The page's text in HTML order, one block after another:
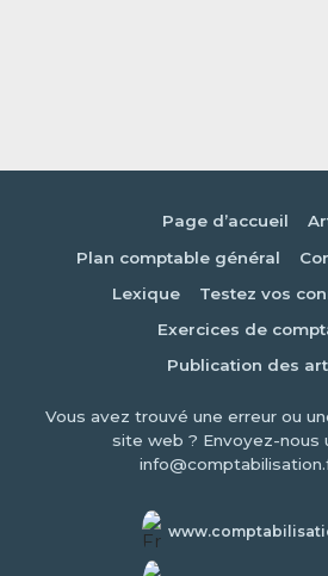
Page d’accueil
Plan comptable général
Lexique
Testez vos
Exercices de
Publication des
Vous avez trouvé une erreur ou
site web ? Envoyez-nous